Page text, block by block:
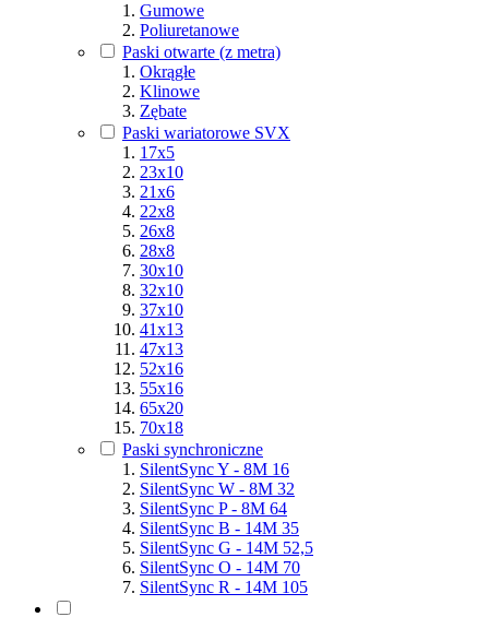
Gumowe
Poliuretanowe
Paski otwarte (z metra)
Okrągłe
Klinowe
Zębate
Paski wariatorowe SVX
17x5
23x10
21x6
22x8
26x8
28x8
30x10
32x10
37x10
41x13
47x13
52x16
55x16
65x20
70x18
Paski synchroniczne
SilentSync Y - 8M 16
SilentSync W - 8M 32
SilentSync P - 8M 64
SilentSync B - 14M 35
SilentSync G - 14M 52,5
SilentSync O - 14M 70
SilentSync R - 14M 105